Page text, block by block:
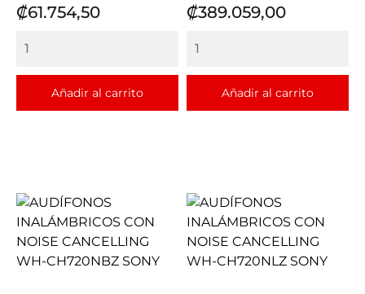
Precio
₡61.754,50
Añadir al carrito
Precio
₡389.059,00
Añadir al carrito